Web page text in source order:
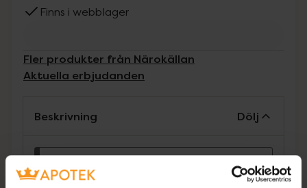
Finns i webblager
Fler produkter från Närokällan
Aktuella erbjudanden
Beskrivning Dölj
daglig dos bör inte överskridas.